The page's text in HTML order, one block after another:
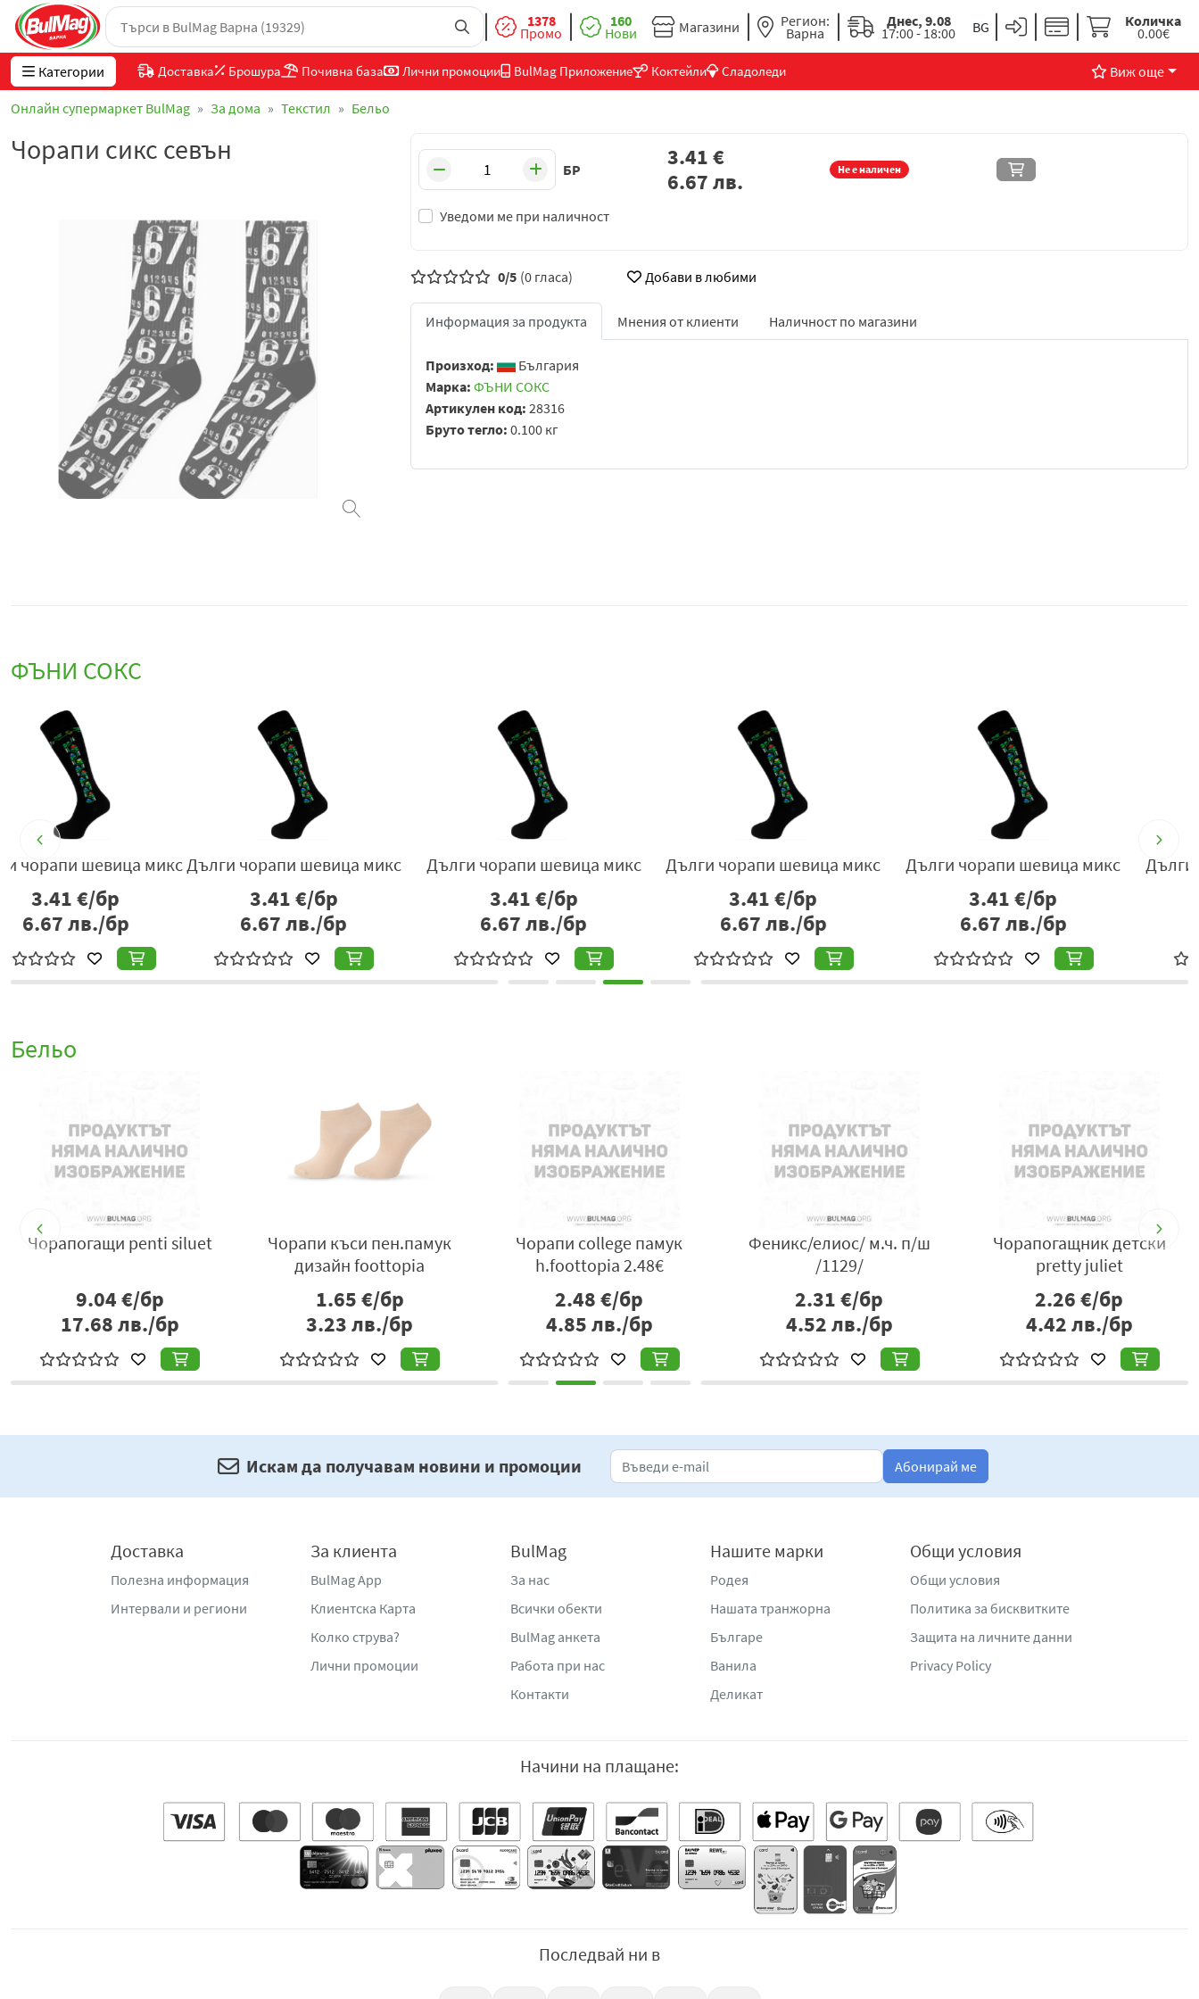
1378
Промо
160
Нови Магазини Регион:
Варна
Днес, 9.08
17:00 - 18:00
Количка
0.00€
Категории Доставка Брошура Почивна база Лични промоции BulMag Приложение Коктейли Сладоледи Виж още
Онлайн супермаркет BulMag За дома Текстил Бельо
Чорапи сикс севън
БР Не е наличен
Уведоми ме при наличност
3.41€
6.67лв.
0/5 (0 гласа) Добави в любими
Информация за продукта Мнения от клиенти Наличност по магазини
Произход:
България
Марка: ФЪНИ СОКС
Артикулен код: 28316
Бруто тегло: 0.100 кг
ФЪНИ СОКС
Дълги чорапи шевица микс
3.41€/бр
6.67лв./бр
Дълги чорапи шевица микс
3.41
6.67
Дълги чорапи шевица микс
3.41
6.67
Дълги чорапи шевица микс
3.41
6.67
Дълги чорапи шевица микс
3.41
6.67
Бельо
Чорапогащи penti siluet
9.04€/бр
17.68лв./бр
Чорапи къси пен.памук
дизайн foottopia
1.65€/бр
3.23лв./бр
Чорапи college памук
h.foottopia 2.48€
2.48€/бр
4.85лв./бр
Феникс/елиос/ м.ч. п/ш
/1129/
2.31€/бр
4.52лв./бр
Чорапогащник детски
pretty juliet
2.26€/бр
4.42лв./бр
Искам да получавам новини и промоции Абонирай ме
Доставка
Полезна информация
Интервали и региони
За клиента
BulMag App
Клиентска Карта
Колко струва?
Лични промоции
BulMag
За нас
Всички обекти
BulMag анкета
Работа при нас
Контакти
Нашите марки
Родея
Нашата транжорна
Българе
Ванила
Деликат
Общи условия
Общи условия
Политика за бисквитките
Защита на личните данни
Privacy Policy
Начини на плащане:
Последвай ни в